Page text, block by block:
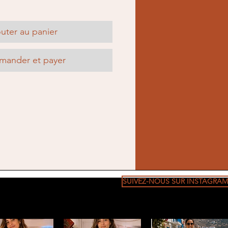
au panier
et payer
SUIVEZ-NOUS SUR INSTAGRAM